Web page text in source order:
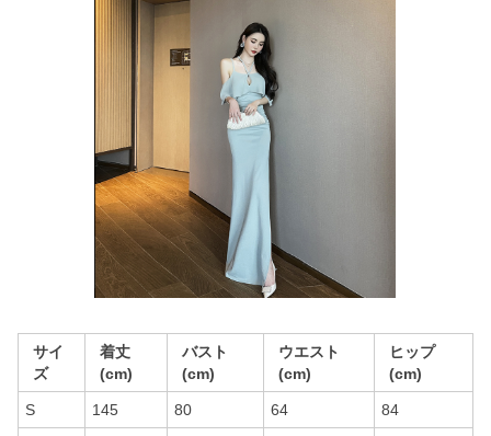
サイ
ズ
着丈
(cm)
バスト
(cm)
ウエスト
(cm)
ヒップ
(cm)
S 145 80 64 84